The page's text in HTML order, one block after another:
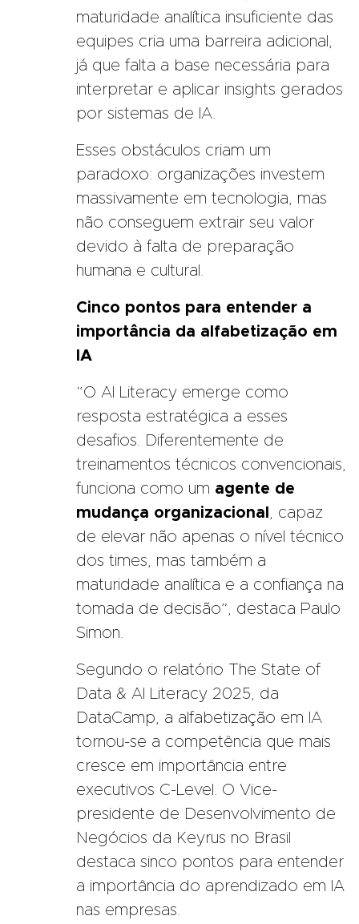
maturidade analítica insuficiente das
equipes cria uma barreira adicional,
já que falta a base necessária para
interpretar e aplicar insights gerados
por sistemas de IA.
Esses obstáculos criam um
paradoxo: organizações investem
massivamente em tecnologia, mas
não conseguem extrair seu valor
devido à falta de preparação
humana e cultural.
Cinco pontos para entender a
importância da alfabetização em
IA
“O AI Literacy emerge como
resposta estratégica a esses
desafios. Diferentemente de
treinamentos técnicos convencionais,
funciona como um agente de
mudança organizacional
, capaz
de elevar não apenas o nível técnico
dos times, mas também a
maturidade analítica e a confiança na
tomada de decisão”, destaca Paulo
Simon.
Segundo o relatório The State of
Data & AI Literacy 2025, da
DataCamp, a alfabetização em IA
tornou-se a competência que mais
cresce em importância entre
executivos C-Level. O Vice-
presidente de Desenvolvimento de
Negócios da Keyrus no Brasil
destaca sinco pontos para entender
a importância do aprendizado em IA
nas empresas.